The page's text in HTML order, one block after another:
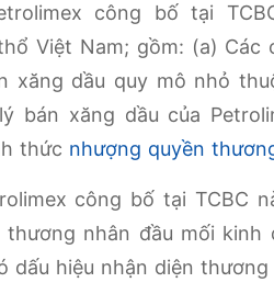
công bố tại
Việt Nam; gồm: (a) Các
xăng dầu quy mô nhỏ
bán xăng dầu của
thức nhượng quyền
công bố tại TCBC
nhân đầu mối
dấu hiệu nhận diện thương